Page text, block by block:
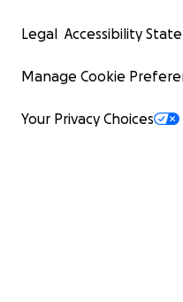
Legal Accessibility
Manage Cookie
Your Privacy Choices